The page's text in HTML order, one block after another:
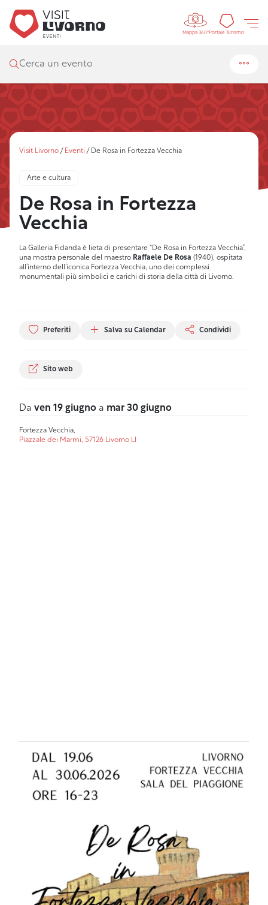
Controls
Mappa 360°Portale Turismo
Cerca un evento
Visit Livorno / Eventi / De Rosa in Fortezza Vecchia
Arte e cultura
De Rosa in Fortezza
Vecchia
La Galleria Fidanda è lieta di presentare “De Rosa in Fortezza Vecchia”,
una mostra personale del maestro Raffaele De Rosa (1940), ospitata
all’interno dell’iconica Fortezza Vecchia, uno dei complessi
monumentali più simbolici e carichi di storia della città di Livorno.
Preferiti Salva su Calendar Condividi
Sito web
Da ven 19 giugno a mar 30 giugno
Fortezza Vecchia,
Piazzale dei Marmi, 57126 Livorno LI